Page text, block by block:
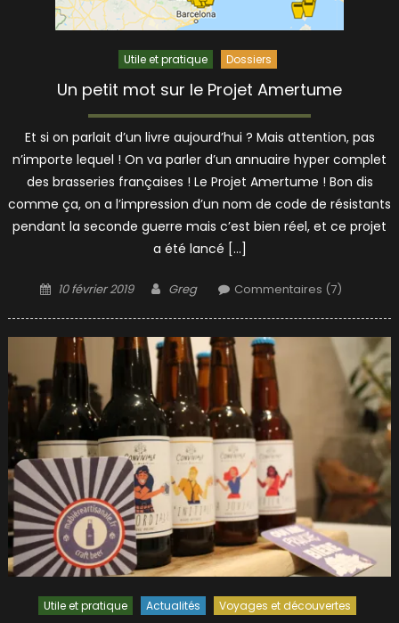
Utile et pratique Dossiers
Un petit mot sur le Projet Amertume
Et si on parlait d’un livre aujourd’hui ? Mais attention, pas
n’importe lequel ! On va parler d’un annuaire hyper complet
des brasseries françaises ! Le Projet Amertume ! Bon dis
comme ça, on a l’impression d’un nom de code de résistants
pendant la seconde guerre mais c’est bien réel, et ce projet
a été lancé […]
Posted
10 février 2019 Author
Greg Commentaires (7)
Utile et pratique Actualités Voyages et découvertes